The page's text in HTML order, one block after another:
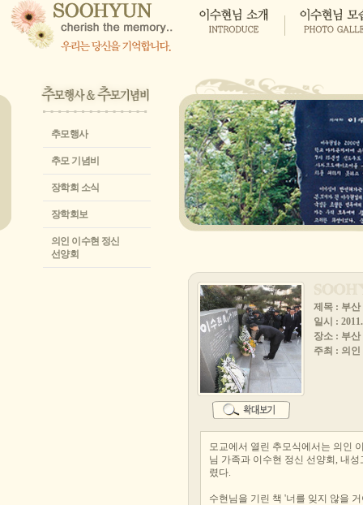
추모행사
추모 기념비
장학회 소식
장학회보
의인 이수현 정신
선양회
제목 : 부산
일시 :
장소 : 부
주최 : 의
모교에서 열린 추모식에서는 의인
님 가족과 이수현 정신 선양회, 내
렸다.
수현님을 기린 책 '너를 잊지 않을